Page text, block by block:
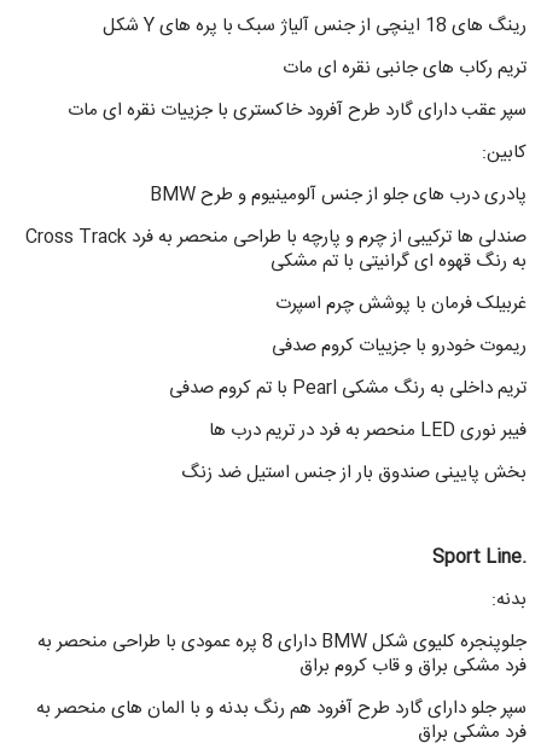
رینگ های 18 اینچی از جنس آلیاژ سبک با پره های Y شکل
تریم رکاب های جانبی نقره ای مات
سپر عقب دارای گارد طرح آفرود خاکستری با جزییات نقره ای مات
کابین:
پادری درب های جلو از جنس آلومینیوم و طرح BMW
صندلی ها ترکیبی از چرم و پارچه با طراحی منحصر به فرد Cross Track
به رنگ قهوه ای گرانیتی با تم مشکی
غربیلک فرمان با پوشش چرم اسپرت
ریموت خودرو با جزییات کروم صدفی
تریم داخلی به رنگ مشکی Pearl با تم کروم صدفی
فیبر نوری LED منحصر به فرد در تریم درب ها
بخش پایینی صندوق بار از جنس استیل ضد زنگ
.Sport Line
بدنه:
جلوپنجره کلیوی شکل BMW دارای 8 پره عمودی با طراحی منحصر به
فرد مشکی براق و قاب کروم براق
سپر جلو دارای گارد طرح آفرود هم رنگ بدنه و با المان های منحصر به
فرد مشکی براق